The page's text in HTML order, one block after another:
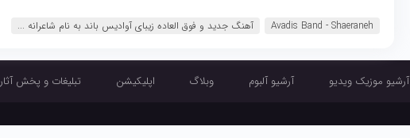
Avadis Band - Shaeraneh آهنگ جدید و فوق العاده زیبای آوادیس باند به نام شاعرانه ...
آرشیو موزیک ویدیو آرشیو آلبوم وبلاگ اپلیکیشن تبلیغات و پخش آثار